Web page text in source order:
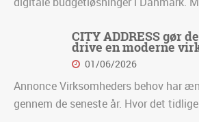
CITY ADDRESS gør
drive en moderne
01/06/2026
Annonce Virksomheders behov har
gennem de seneste år. Hvor det